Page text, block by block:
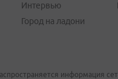
Интервью
Город на ладони
информация